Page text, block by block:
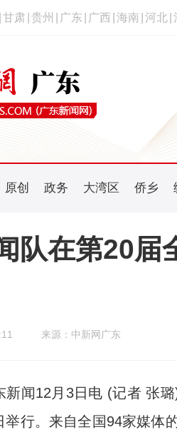
甘肃 贵州 广东 广西 海南 河北
原创 政务 大湾区 侨乡
队在第20届
来源：中新网广东
12月3日电 (记者 张璐)
举行。来自全国94家媒体